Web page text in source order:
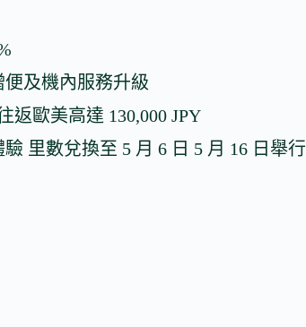
便及機內服務升級
返歐美高達 130,000 JPY
里數兌換至 5 月 6 日 5 月 16 日舉行